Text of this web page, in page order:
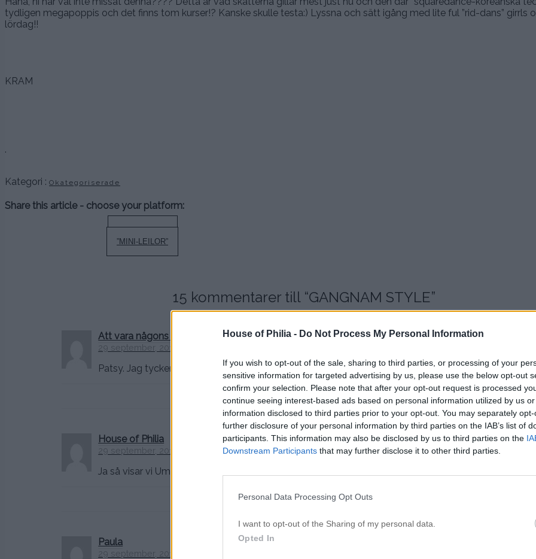
House of Philia - Do Not Process My Personal Information
If you wish to opt-out of the sale, sharing to third parties, or processing of your
sensitive information for targeted advertising by us, please use the below opt-out
confirm your selection. Please note that after your opt-out request is processed
continue seeing interest-based ads based on personal information utilized by us
information disclosed to third parties prior to your opt-out. You may separately
further disclosure of your personal information by third parties on the IAB’s list of
participants. This information may also be disclosed by us to third parties on the
Downstream Participants that may further disclose it to other third parties.
Personal Data Processing Opt Outs
I want to opt-out of the Sharing of my personal data.
Opted In
tydligen megapoppis och det finns tom kurser!? Kanske skulle testa:) Lyssna och sätt igång med lite ful ”rid-dans” girrls
lördag!!
KRAM
.
Kategori : Okategoriserade
Share this article - choose your platform:
InläggsnavigeringBON SAMEDI
”MINI-LEILOR”
15 kommentarer till “GANGNAM STYLE”
Att vara någons fru
29 september, 2012 kl. 11:53
Patsy. Jag tycker vi tar en kurs du och jag.
House of Philia
29 september, 2012 kl. 11:55
Ja så visar vi Ume var skåpet står Edina!
Paula
29 september, 2012 kl. 12:00